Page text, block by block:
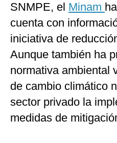
SNMPE, el Minam
cuenta con
iniciativa de
Aunque también ha
normativa ambiental
de cambio climático
sector privado la
medidas de